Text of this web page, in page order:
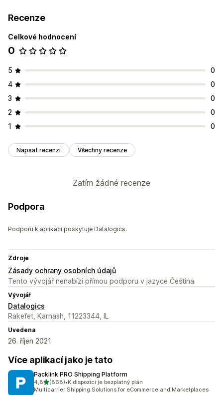
Recenze
Celkové hodnocení
0
5
0
4
0
3
0
2
0
1
0
Napsat recenzi Všechny recenze
Zatím žádné recenze
Podpora
Podporu k aplikaci poskytuje Datalogics.
Zdroje
Zásady ochrany osobních údajů
Tento vývojář nenabízí přímou podporu v jazyce Čeština.
Vývojář
Datalogics
Rakefet, Karnash, 11223344, IL
Uvedena
26. říjen 2021
Více aplikací jako je tato
Packlink PRO Shipping Platform
4,8z 5 hvězd
(868)
Celkový počet recenzí: 868
•K dispozici je bezplatný plán
Multicarrier Shipping Solutions for eCommerce and Marketplaces